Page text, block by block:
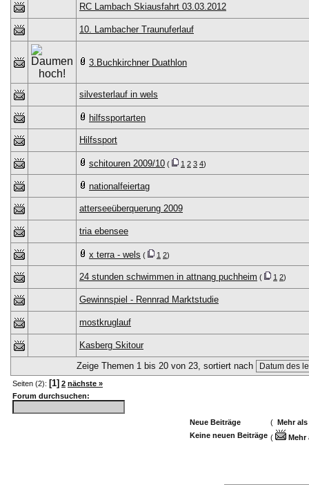
RC Lambach Skiausfahrt 03.03.2012
10. Lambacher Traunuferlauf
3.Buchkirchner Duathlon
silvesterlauf in wels
hilfssportarten
Hilfssport
schitouren 2009/10 ( 1 2 3 4)
nationalfeiertag
atterseeüberquerung 2009
tria ebensee
x terra - wels ( 1 2)
24 stunden schwimmen in attnang puchheim ( 1 2)
Gewinnspiel - Rennrad Marktstudie
mostkruglauf
Kasberg Skitour
Zeige Themen 1 bis 20 von 23, sortiert nach
Seiten (2): [1] 2 nächste »
Forum durchsuchen:
Neue Beiträge ( Mehr
Keine neuen Beiträge ( Mehr